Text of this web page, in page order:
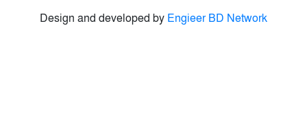
Design and developed by Engieer BD Network